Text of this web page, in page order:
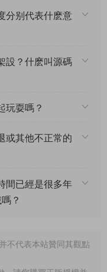
分别代表什麽意
設？什麽叫源碼
玩耍嗎？
或其他不正常的
間已經是很多年
？
不代表本站贊同其觀點